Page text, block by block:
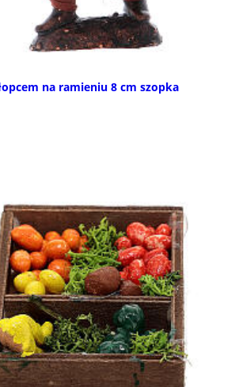
na ramieniu 8 cm szopka